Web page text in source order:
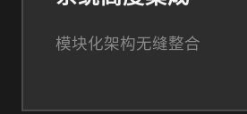
模块化架构无缝整合